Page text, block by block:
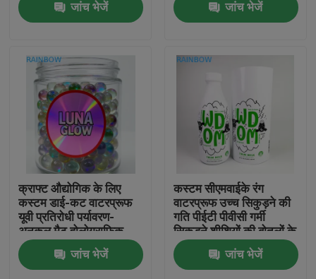
उत्पाद
हमारे बारे में
हमसे संपर्क करें
समाचार
मामले
जांच भेजें
जांच भेजें
क्राफ्ट औद्योगिक के लिए
कस्टम डाई-कट वाटरप्रूफ
यूवी प्रतिरोधी पर्यावरण-
अनुकूल मैट होलोग्राफिक
बारकोड चिपकने वाले विनाइल
स्टिकर
जांच भेजें
कस्टम सीएमवाईके रंग
वाटरप्रूफ उच्च सिकुड़ने की
गति पीईटी पीवीसी गर्मी
सिकुड़ने शीशियों की बोतलों के
लिए लिफाफा लेबल
जांच भेजें